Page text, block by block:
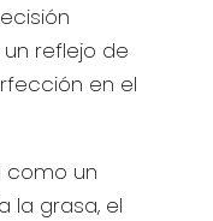
un reflejo de
en el
como un
la grasa, el